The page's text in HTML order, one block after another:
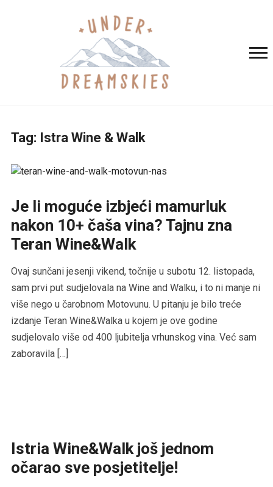
Tag: Istra Wine & Walk
Je li moguće izbjeći mamurluk
nakon 10+ čaša vina? Tajnu zna
Teran Wine&Walk
Ovaj sunčani jesenji vikend, točnije u subotu 12. listopada,
sam prvi put sudjelovala na Wine and Walku, i to ni manje ni
više nego u čarobnom Motovunu. U pitanju je bilo treće
izdanje Teran Wine&Walka u kojem je ove godine
sudjelovalo više od 400 ljubitelja vrhunskog vina. Već sam
zaboravila […]
Istria Wine&Walk još jednom
očarao sve posjetitelje!